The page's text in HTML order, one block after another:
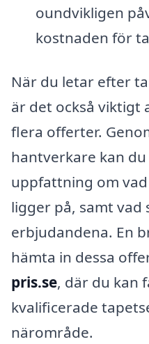
oundvikligen
kostnaden för
När du letar efter
är det också viktigt
flera offerter.
hantverkare kan
uppfattning om
ligger på, samt vad
erbjudandena. En
hämta in dessa
pris.se, där du kan
kvalificerade
närområde.